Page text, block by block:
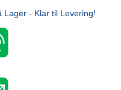
Lager - Klar til Levering!